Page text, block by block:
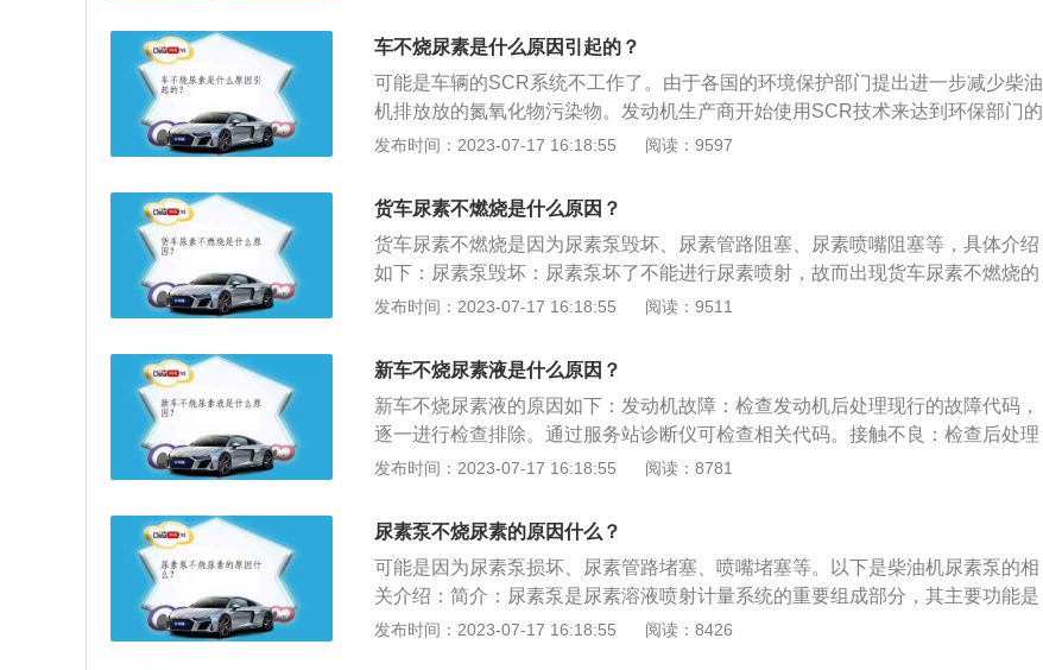
罐中的催化剂，造成严重后果。
会对自然生态环境导致极为极端的危害，与此同时这也是我国法律规定所不允许
的。驱动力减弱：这并没有是因为不加车用尿素所产生的同时危害，只是汽车发
动机电子控制系统当检测不上尿素的喷射，尾气污染超标准时，会强制限定汽车
统软件中的喷头、管路及其尿素泵都有可能会结晶体阻塞，或是因高溫毁坏。
换；检查尿素泵是否正常工作，一旦发现工作异常，需及时检查故障原因；检查
尿素喷嘴是否正常工作，如果发现喷嘴堵塞或不能正常打开，应及时清理或更
换。
车不烧尿素是什么原因引起的？
可能是车辆的SCR系统不工作了。由于各国的环境保护部门提出进一步减少柴油
机排放放的氮氧化物污染物。发动机生产商开始使用SCR技术来达到环保部门的
要求。而车辆加入尿素是为了处理汽车柴油机尾气。其工作原理是：当发现排气
氧化物在SCR催化反应罐中发生氧化还原反应，生成无污染的氮气和水蒸气排
出。
发布时间：2023-07-17 16:18:55 阅读：9597
货车尿素不燃烧是什么原因？
货车尿素不燃烧是因为尿素泵毁坏、尿素管路阻塞、尿素喷嘴阻塞等，具体介绍
如下：尿素泵毁坏：尿素泵坏了不能进行尿素喷射，故而出现货车尿素不燃烧的
现象。尿素管路阻塞：喷嘴回液口堵塞或喷嘴回液口至尿素罐管路堵塞。可以利
住。尿素喷嘴阻塞：尿素喷射气压不够，尿素滤芯过脏，尿素溶液质量不合格等
都会导致尿素喷嘴阻塞。
发布时间：2023-07-17 16:18:55 阅读：9511
新车不烧尿素液是什么原因？
新车不烧尿素液的原因如下：发动机故障：检查发动机后处理现行的故障代码，
逐一进行检查排除。通过服务站诊断仪可检查相关代码。接触不良：检查后处理
线束及传感器是否接触正常，如线路问题及时进行调整与维修。尿素管路：检查
检查故障原因；检查尿素喷嘴是正常工作，如喷嘴堵塞或不能正常打开应及时排
查维修。
发布时间：2023-07-17 16:18:55 阅读：8781
尿素泵不烧尿素的原因什么？
可能是因为尿素泵损坏、尿素管路堵塞、喷嘴堵塞等。以下是柴油机尿素泵的相
关介绍：简介：尿素泵是尿素溶液喷射计量系统的重要组成部分，其主要功能是
抽取尿素箱内的尿素溶液，并保持一定的压力，然后输送到喷射单元，满足喷射
发布时间：2023-07-17 16:18:55 阅读：8426